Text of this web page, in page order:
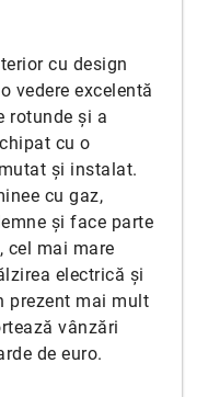
cu design
vedere excelentă
rotunde și a
cu o
și instalat.
cu gaz,
și face parte
cel mai mare
electrică și
prezent mai mult
vânzări
de euro.